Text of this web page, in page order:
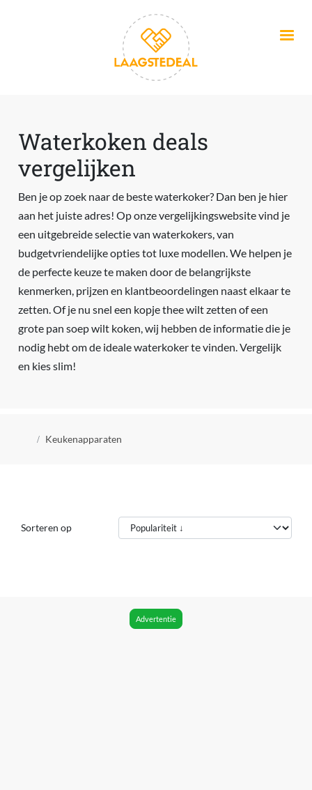
Waterkoken deals
vergelijken
Ben je op zoek naar de beste waterkoker? Dan ben je hier
aan het juiste adres! Op onze vergelijkingswebsite vind je
een uitgebreide selectie van waterkokers, van
budgetvriendelijke opties tot luxe modellen. We helpen je
de perfecte keuze te maken door de belangrijkste
kenmerken, prijzen en klantbeoordelingen naast elkaar te
zetten. Of je nu snel een kopje thee wilt zetten of een
grote pan soep wilt koken, wij hebben de informatie die je
nodig hebt om de ideale waterkoker te vinden. Vergelijk
en kies slim!
Kruimelpad
Keukenapparaten
Sorteren op
Advertentie